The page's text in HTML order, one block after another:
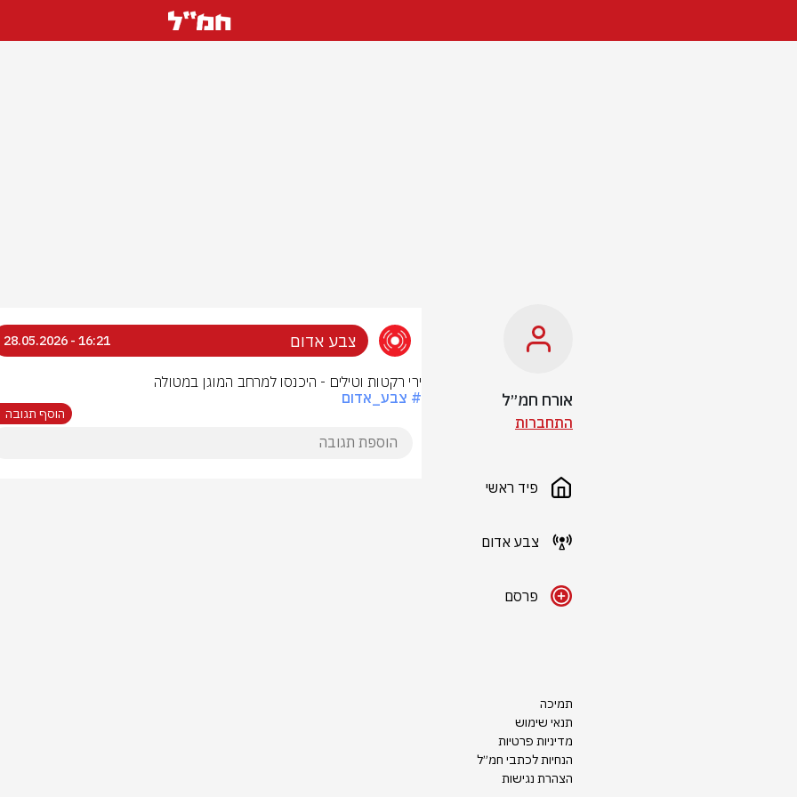
אורח חמ״ל
התחברות
פיד ראשי
צבע אדום
פרסם
תמיכה
תנאי שימוש
מדיניות פרטיות
הנחיות לכתבי חמ״ל
הצהרת נגישות
צבע אדום 16:21 - 28.05.2026
ירי רקטות וטילים - היכנסו למרחב המוגן במטולה
# צבע_אדום
הוסף תגובה